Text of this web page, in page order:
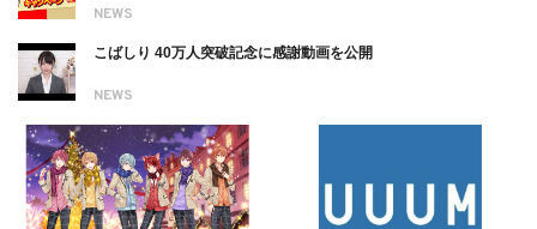
NEWS
NEWS
こばしり 40万人突破記念に感謝動画を公開